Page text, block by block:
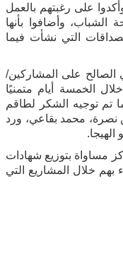
على رغبتهم بالعمل
وأضافوا بأنها
التي نشأت فيما
على المشاركين/
الخمسة أيام متمنيًا
تم توجيه الشكر لطاقم
نصرة، محمد بقاعي، ورد
الهيجا.
مساواة بتوزيع شهادات
بهم خلال المشاريع التي